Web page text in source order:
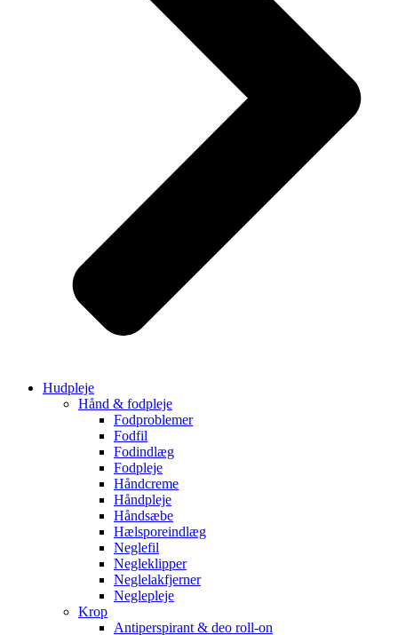
Hudpleje
Hånd & fodpleje
Fodproblemer
Fodfil
Fodindlæg
Fodpleje
Håndcreme
Håndpleje
Håndsæbe
Hælsporeindlæg
Neglefil
Negleklipper
Neglelakfjerner
Neglepleje
Krop
Antiperspirant & deo roll-on